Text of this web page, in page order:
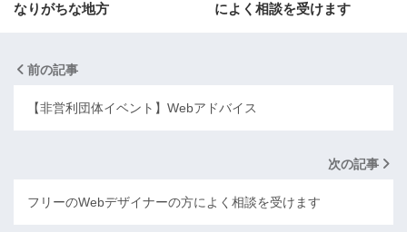
なりがちな地方
によく相談を受けます
前の記事
【非営利団体イベント】Webアドバイス
次の記事
フリーのWebデザイナーの方によく相談を受けます